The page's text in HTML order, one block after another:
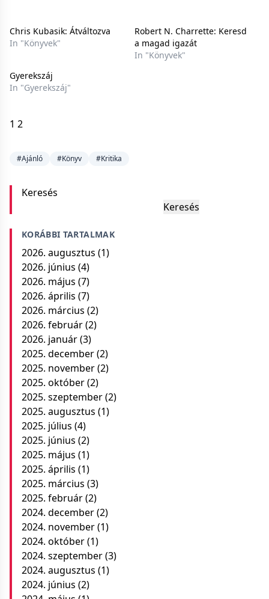
Chris Kubasik: Átváltozva
In "Könyvek"
Robert N. Charrette: Keresd
​a magad igazát
In "Könyvek"
Gyerekszáj
In "Gyerekszáj"
1 2
#Ajánló #Könyv #Kritika
Keresés
Keresés
KORÁBBI TARTALMAK
2026. augusztus (1)
2026. június (4)
2026. május (7)
2026. április (7)
2026. március (2)
2026. február(2)
2026. január(3)
2025. december(2)
2025. november(2)
2025. október(2)
2025. szeptember(2)
2025. augusztus (1)
2025. július (4)
2025. június (2)
2025. május (1)
2025. április (1)
2025. március (3)
2025. február(2)
2024. december(2)
2024. november(1)
2024. október(1)
2024. szeptember(3)
2024. augusztus (1)
2024. június (2)